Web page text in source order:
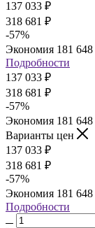
137 033 ₽
318 681 ₽
-57%
Экономия 181 648
Подробности
137 033 ₽
318 681 ₽
-57%
Экономия 181 648
Варианты цен
137 033 ₽
318 681 ₽
-57%
Экономия 181 648
Подробности